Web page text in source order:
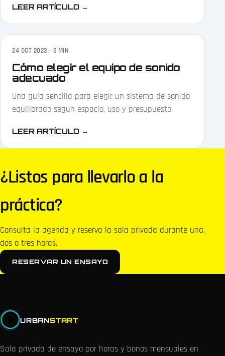
LEER ARTÍCULO →
24 OCT 2023 · 5 MIN
Cómo elegir el equipo de sonido
adecuado
Una guía sencilla para elegir un sistema de sonido
equilibrado según espacio, uso y presupuesto.
LEER ARTÍCULO →
¿Listos para llevarlo a la
práctica?
Consulta la agenda y reserva la sala privada durante una,
dos o tres horas.
RESERVAR UN ENSAYO
URBANSTART
Sala privada de ensayo por horas y bonos mensuales en